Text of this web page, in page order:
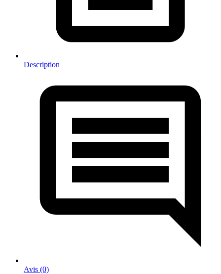
Description
Avis (0)